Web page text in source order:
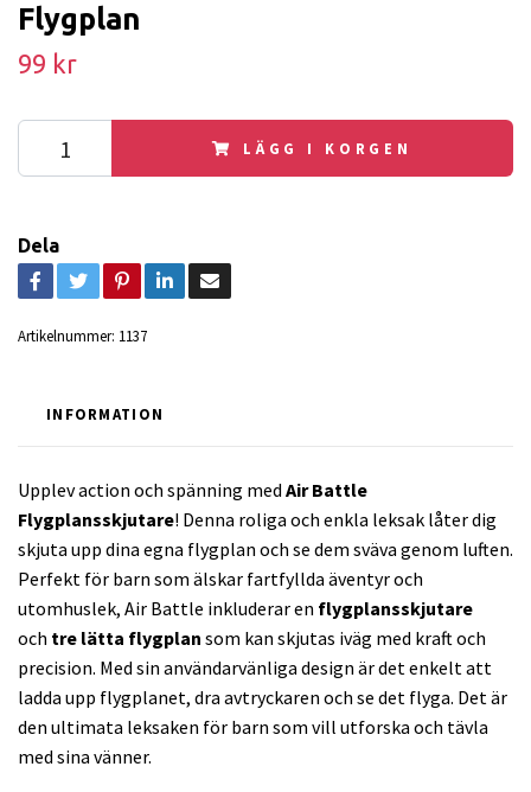
Flygplan
99 kr
LÄGG I KORGEN
Dela
Artikelnummer: 1137
INFORMATION
Upplev action och spänning med Air Battle
Flygplansskjutare! Denna roliga och enkla leksak låter dig
skjuta upp dina egna flygplan och se dem sväva genom luften.
Perfekt för barn som älskar fartfyllda äventyr och
utomhuslek, Air Battle inkluderar en flygplansskjutare
och tre lätta flygplan som kan skjutas iväg med kraft och
precision. Med sin användarvänliga design är det enkelt att
ladda upp flygplanet, dra avtryckaren och se det flyga. Det är
den ultimata leksaken för barn som vill utforska och tävla
med sina vänner.